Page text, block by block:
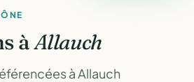
àAllauch
à Allauch